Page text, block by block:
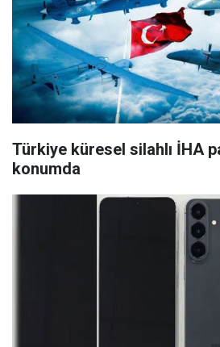
Türkiye küresel silahlı İHA
konumda